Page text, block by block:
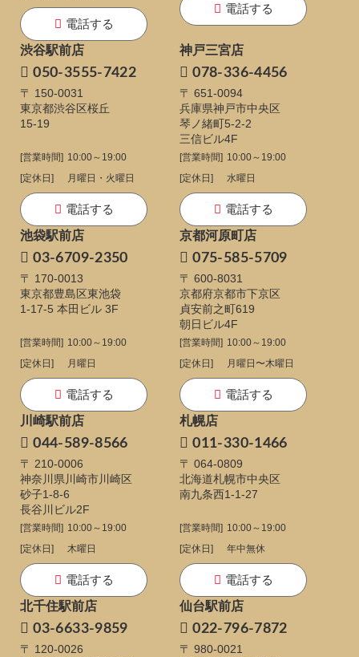
電話する
電話する
渋谷駅前店
050-3555-7422
〒 150-0031
東京都渋谷区桜丘
15-19
[営業時間] 10:00～19:00
[定休日]
月曜日・火曜日
電話する
神戸三宮店
078-336-4456
〒 651-0094
兵庫県神戸市中央区
琴ノ緒町5-2-2
三信ビル4F
[営業時間] 10:00～19:00
[定休日]
水曜日
電話する
池袋駅前店
03-6709-2350
〒 170-0013
東京都豊島区東池袋
1-17-5 本田ビル 3F
[営業時間] 10:00～19:00
[定休日]
月曜日
電話する
京都河原町店
075-585-5709
〒 600-8031
京都府京都市下京区
貞安前之町619
朝日ビル4F
[営業時間] 10:00～19:00
[定休日]
月曜日〜木曜日
電話する
川崎駅前店
044-589-8566
〒 210-0006
神奈川県川崎市川崎区
砂子1-8-6
長谷川ビル2F
[営業時間] 10:00～19:00
[定休日]
木曜日
電話する
札幌店
011-330-1466
〒 064-0809
北海道札幌市中央区
南九条西1-1-27
[営業時間] 10:00～19:00
[定休日]
年中無休
電話する
北千住駅前店
03-6633-9859
〒 120-0026
仙台駅前店
022-796-7872
〒 980-0021